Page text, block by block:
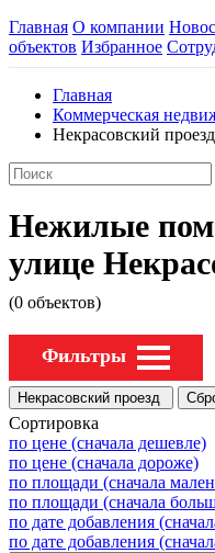
Главная О компании
объектов Избранное
Главная
Коммерческая
Некрасовский проезд
Нежилые
улице
(0 объектов)
Фильтры
Сортировка
по цене (сначала дешевле)
по цене (сначала дороже)
по площади (сначала
по площади (сначала
по дате добавления
по дате добавления